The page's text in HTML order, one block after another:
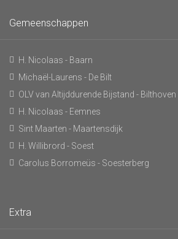
Gemeenschappen
H. Nicolaas - Baarn
Michaël-Laurens - De Bilt
OLV van Altijddurende Bijstand - Bilthoven
H. Nicolaas - Eemnes
Sint Maarten - Maartensdijk
H. Willibrord - Soest
Carolus Borromeüs - Soesterberg
Extra